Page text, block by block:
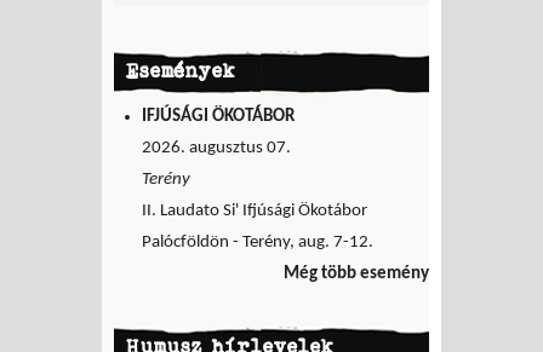
Események
IFJÚSÁGI ÖKOTÁBOR
2026. augusztus 07.
Terény
II. Laudato Si' Ifjúsági Ökotábor
Palócföldön - Terény, aug. 7-12.
Még több esemény
Humusz hírlevelek